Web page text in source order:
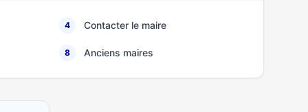
4 Contacter le maire
8 Anciens maires